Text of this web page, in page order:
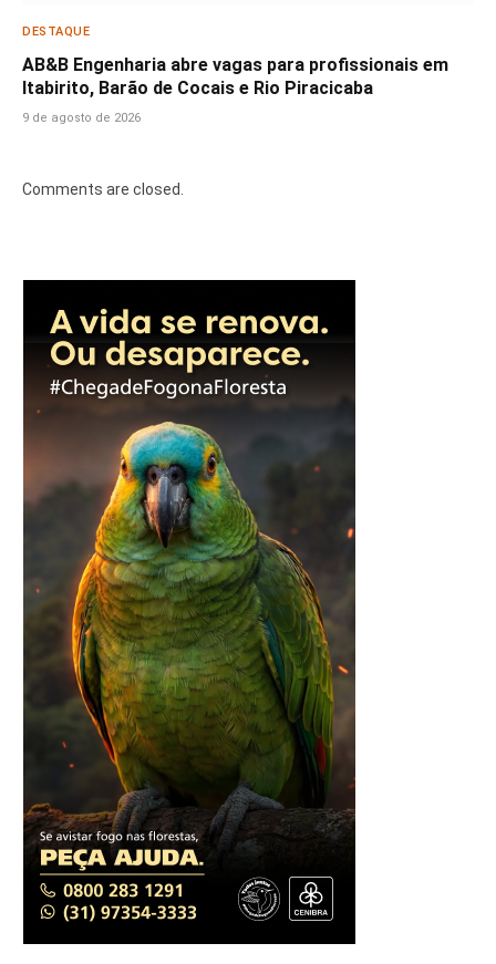
DESTAQUE
AB&B Engenharia abre vagas para profissionais em
Itabirito, Barão de Cocais e Rio Piracicaba
9 de agosto de 2026
Comments are closed.